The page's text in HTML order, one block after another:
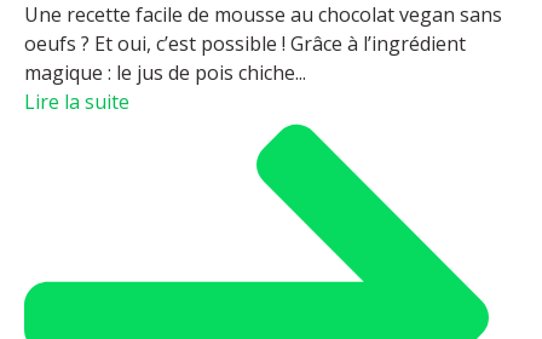
Une recette facile de mousse au chocolat vegan sans
oeufs ? Et oui, c’est possible ! Grâce à l’ingrédient
magique : le jus de pois chiche...
Lire la suite